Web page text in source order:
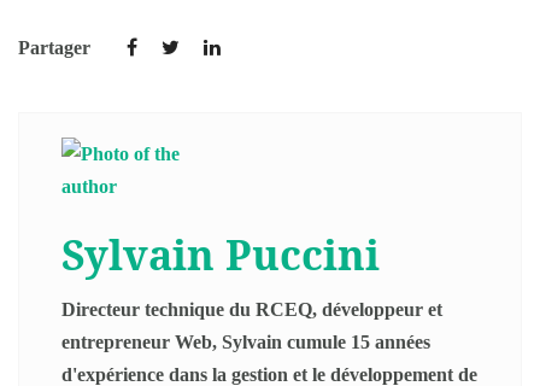
Partager
Sylvain Puccini
Directeur technique du RCEQ, développeur et
entrepreneur Web, Sylvain cumule 15 années
d'expérience dans la gestion et le développement de